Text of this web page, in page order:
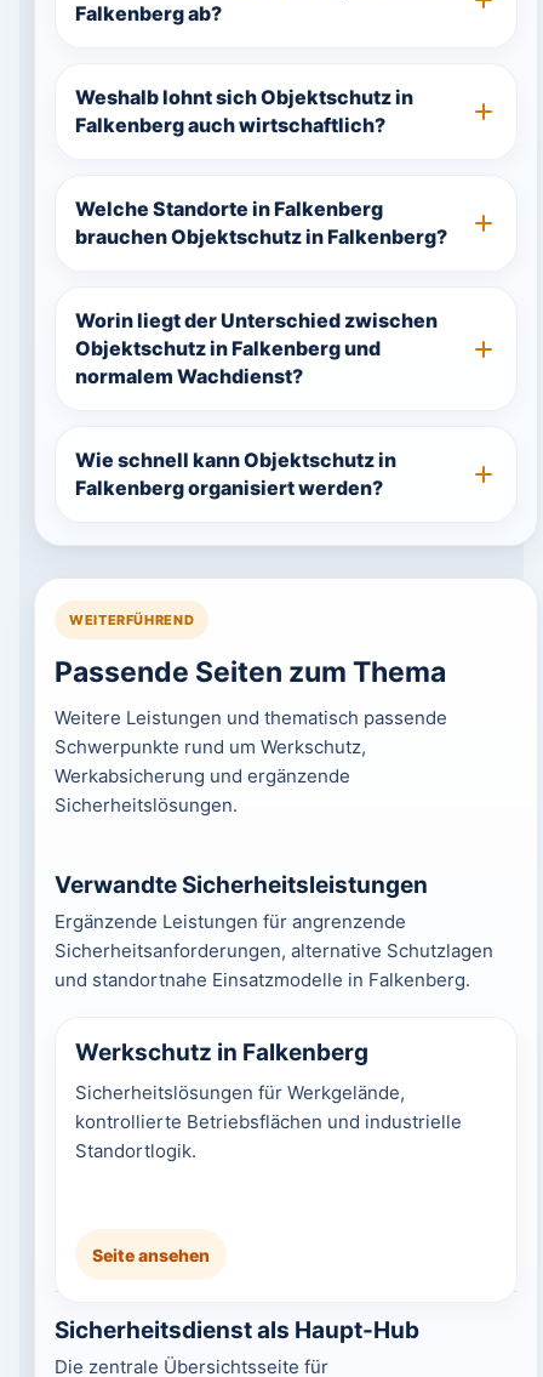
Falkenberg ab?
Weshalb lohnt sich Objektschutz in
Falkenberg auch wirtschaftlich?
Welche Standorte in Falkenberg
brauchen Objektschutz in Falkenberg?
Worin liegt der Unterschied zwischen
Objektschutz in Falkenberg und
normalem Wachdienst?
Wie schnell kann Objektschutz in
Falkenberg organisiert werden?
WEITERFÜHREND
Passende Seiten zum Thema
Weitere Leistungen und thematisch passende
Schwerpunkte rund um Werkschutz,
Werkabsicherung und ergänzende
Sicherheitslösungen.
Verwandte Sicherheitsleistungen
Ergänzende Leistungen für angrenzende
Sicherheitsanforderungen, alternative Schutzlagen
und standortnahe Einsatzmodelle in Falkenberg.
Werkschutz in Falkenberg
Sicherheitslösungen für Werkgelände,
kontrollierte Betriebsflächen und industrielle
Standortlogik.
Seite ansehen
Sicherheitsdienst als Haupt-Hub
Die zentrale Übersichtsseite für